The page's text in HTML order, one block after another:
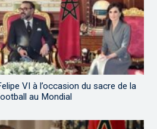
VI à l’occasion du sacre de la
au Mondial